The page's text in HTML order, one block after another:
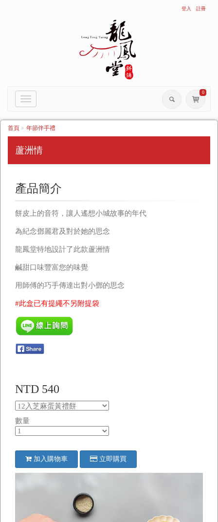
登入 註冊
Toggle
0
首頁 年節伴手禮
蘆洲情
產品簡介
餅皮上的音符，讓人遙想小城故事的年代
為紀念鄧麗君及對於她的思念
龍鳳堂特地設計了此款蘆洲情
鹹甜口味豐富您的味覺
用師傅的巧手傳達出對小鄧的思念
#此盒已有提繩不另附提袋
NTD 540
數量
加入購物車 立即購買